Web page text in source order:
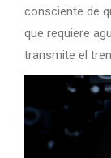
consciente de
que requiere
transmite el